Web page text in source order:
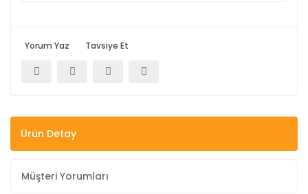
Yorum Yaz Tavsiye Et
Ürün Detay
Müşteri Yorumları